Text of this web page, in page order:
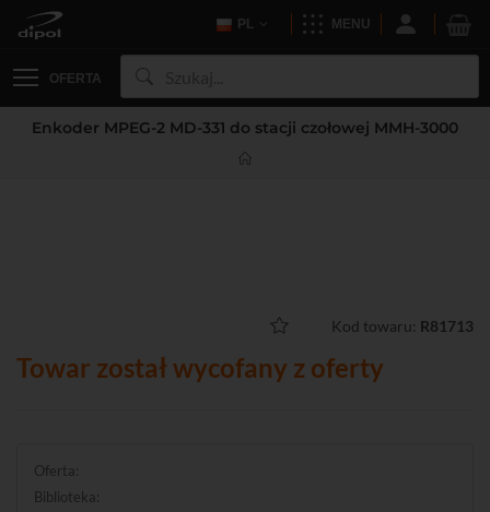
PL MENU
OFERTA
Enkoder MPEG-2 MD-331 do stacji czołowej MMH-3000
Kod towaru: R81713
Towar został wycofany z oferty
Oferta:
Biblioteka: